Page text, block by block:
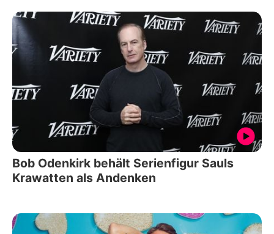
Bob Odenkirk behält Serienfigur Sauls
Krawatten als Andenken